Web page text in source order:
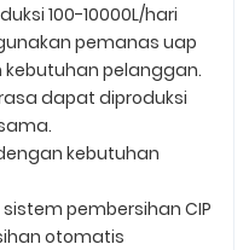
100-10000L/hari
pemanas uap
pelanggan.
dapat diproduksi
kebutuhan
pembersihan CIP
otomatis